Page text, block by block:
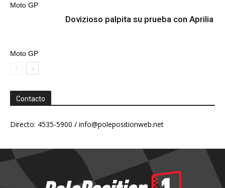
Moto GP
Moto GP
Dovizioso palpita su prueba con Aprilia
Contacto
Directo: 4535-5900 / info@polepositionweb.net